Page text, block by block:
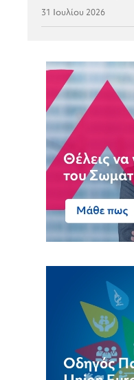
31 Ιουλίου 2026